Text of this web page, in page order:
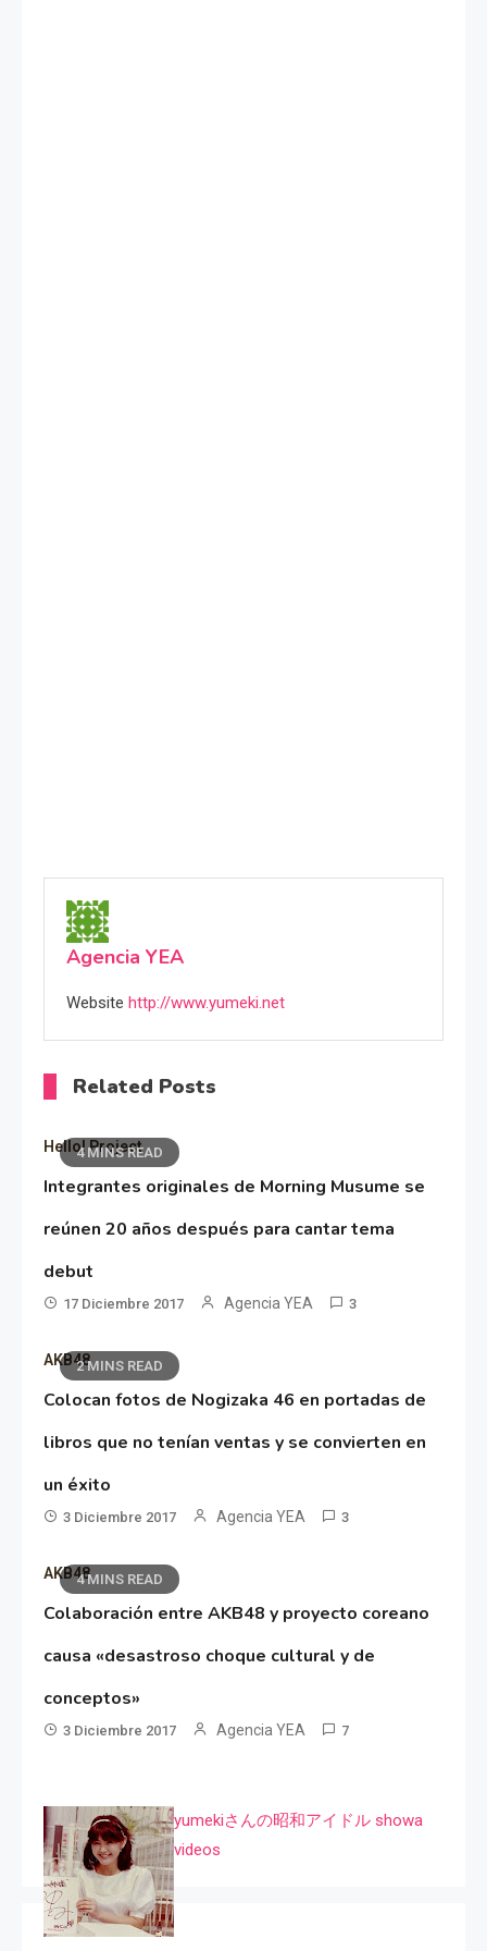
Agencia YEA
Website http://www.yumeki.net
Related Posts
4 MINS READ
Hello! Project
Integrantes originales de Morning Musume se
reúnen 20 años después para cantar tema
debut
17 Diciembre 2017 Agencia YEA 3
2 MINS READ
AKB48
Colocan fotos de Nogizaka 46 en portadas de
libros que no tenían ventas y se convierten en
un éxito
3 Diciembre 2017 Agencia YEA 3
4 MINS READ
AKB48
Colaboración entre AKB48 y proyecto coreano
causa «desastroso choque cultural y de
conceptos»
3 Diciembre 2017 Agencia YEA 7
yumekiさんの昭和アイドル showa
videos